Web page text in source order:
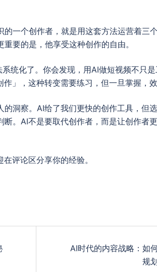
一个创作者，就是用这套方法运营着三
要的是，他享受这种创作的自由。
统化了。你会发现，用AI做短视频不只
」，这种转变需要练习，但一旦掌握，效
洞察。AI给了我们更快的创作工具，但
。AI不是要取代创作者，而是让创作者
评论区分享你的经验。
AI时代的内容战略：如
规